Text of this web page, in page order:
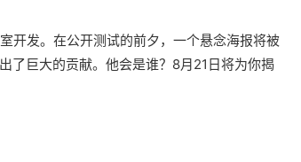
开发。在公开测试的前夕，一个悬念海报将被
了巨大的贡献。他会是谁？8月21日将为你揭